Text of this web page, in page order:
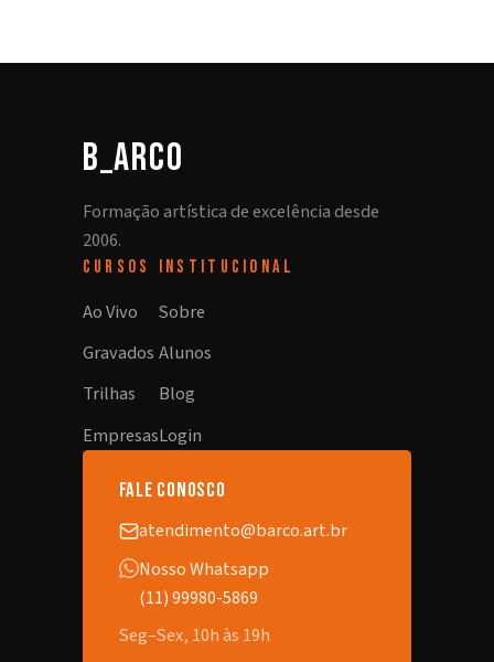
b_arco
Formação artística de excelência desde
2006.
CURSOS
Ao Vivo
Gravados
Trilhas
Empresas
INSTITUCIONAL
Sobre
Alunos
Blog
Login
fale conosco
atendimento@barco.art.br
Nosso Whatsapp
(11) 99980-5869
Seg–Sex, 10h às 19h